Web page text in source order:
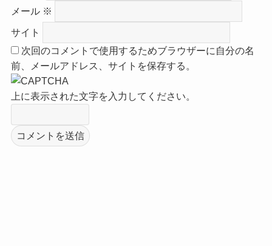
メール ※
サイト
次回のコメントで使用するためブラウザーに自分の名
前、メールアドレス、サイトを保存する。
上に表示された文字を入力してください。